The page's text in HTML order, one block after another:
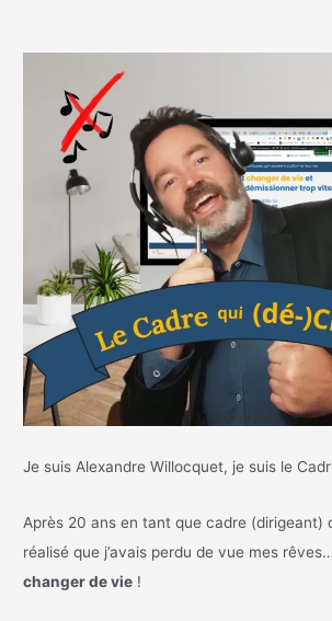
Famille
Je suis Alexandre Willocquet, je suis le
Après 20 ans en tant que cadre (dirigeant)
réalisé que j’avais perdu de vue mes
changer de vie !